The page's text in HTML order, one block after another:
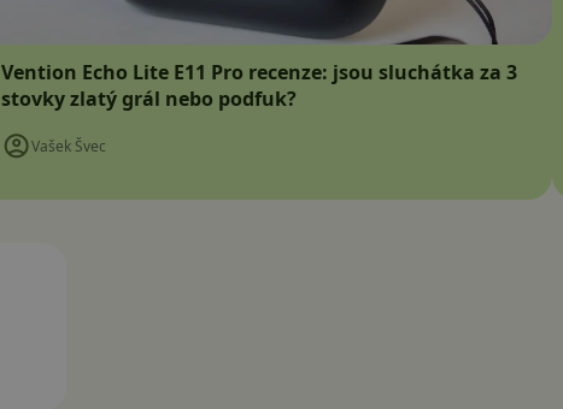
Vention Echo Lite E11 Pro recenze: jsou sluchátka za 3
stovky zlatý grál nebo podfuk?
Vašek Švec